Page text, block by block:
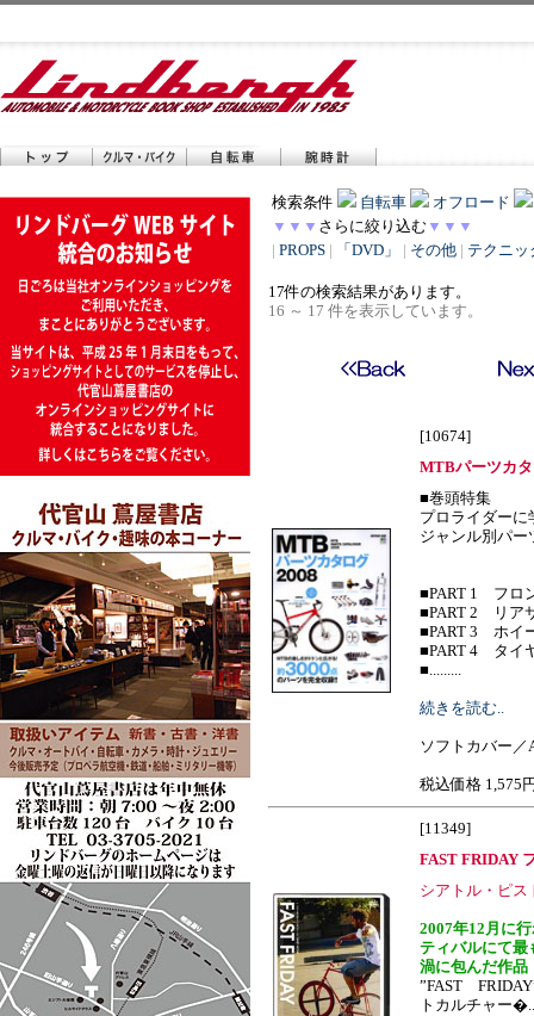
検索条件 自転車
オフロード
▼▼▼ さらに絞り込む ▼▼▼
| PROPS | 「DVD」 | その他 | テクニッ
17件の検索結果があります。
16 ～ 17 件を表示しています。
[10674]
MTBパーツカ
■巻頭特集
プロライダーに
ジャンル別パー
■PART 1 フロ
■PART 2 リア
■PART 3 ホイ
■PART 4 タイ
■.........
続きを読む..
ソフトカバー
税込価格 1,575
[11349]
FAST FRIDAY
シアトル・ピス
2007年12月に
ティバルにて最
渦に包んだ作品
”FAST
トカルチャー